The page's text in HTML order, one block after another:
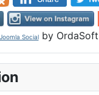
Joomla Socialby